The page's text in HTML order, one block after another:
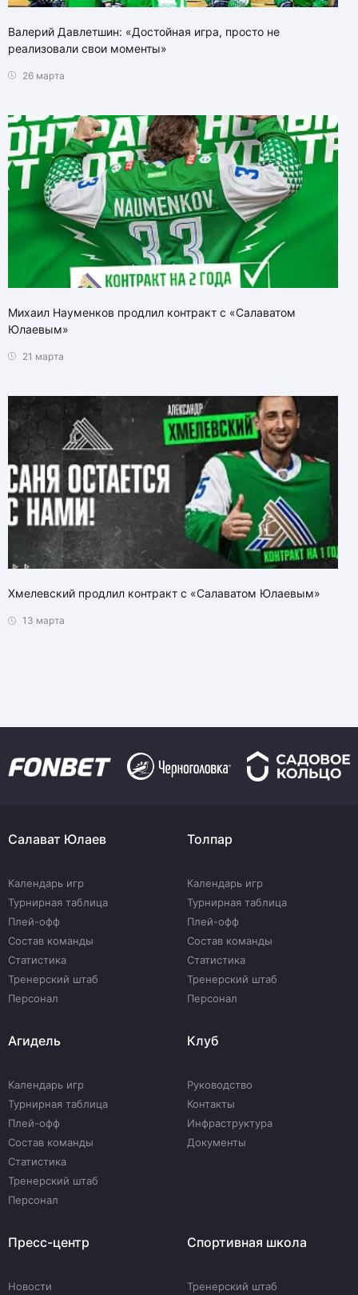
Валерий Давлетшин: «Достойная игра, просто не
реализовали свои моменты»
26 марта
Михаил Науменков продлил контракт с «Салаватом
Юлаевым»
21 марта
Хмелевский продлил контракт с «Салаватом Юлаевым»
13 марта
Салават Юлаев
Календарь игр
Турнирная таблица
Плей-офф
Состав команды
Статистика
Тренерский штаб
Персонал
Толпар
Календарь игр
Турнирная таблица
Плей-офф
Состав команды
Статистика
Тренерский штаб
Персонал
Агидель
Календарь игр
Турнирная таблица
Плей-офф
Состав команды
Статистика
Тренерский штаб
Персонал
Клуб
Руководство
Контакты
Инфраструктура
Документы
Пресс-центр
Новости
Спортивная школа
Тренерский штаб